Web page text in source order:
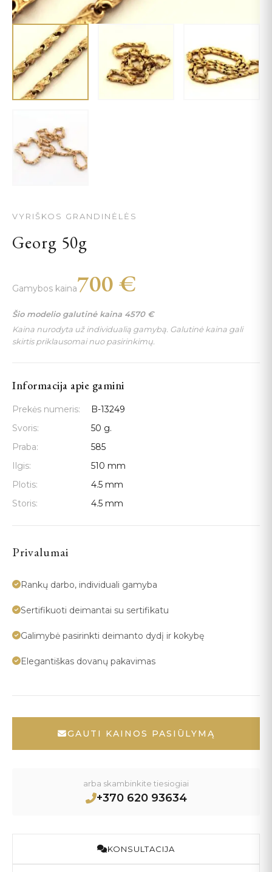
VYRIŠKOS GRANDINĖLĖS
Georg 50g
Gamybos kaina700 €
Šio modelio galutinė kaina 4570 €
Kaina nurodyta už individualią gamybą. Galutinė kaina gali
skirtis priklausomai nuo pasirinkimų.
Informacija apie gamini
Prekės numeris:
B-13249
Svoris:
50 g.
Praba:
585
Ilgis:
510 mm
Plotis:
4.5 mm
Storis:
4.5 mm
Privalumai
Rankų darbo, individuali gamyba
Sertifikuoti deimantai su sertifikatu
Galimybė pasirinkti deimanto dydį ir kokybę
Elegantiškas dovanų pakavimas
GAUTI KAINOS PASIŪLYMĄ
arba skambinkite tiesiogiai
+370 620 93634
KONSULTACIJA